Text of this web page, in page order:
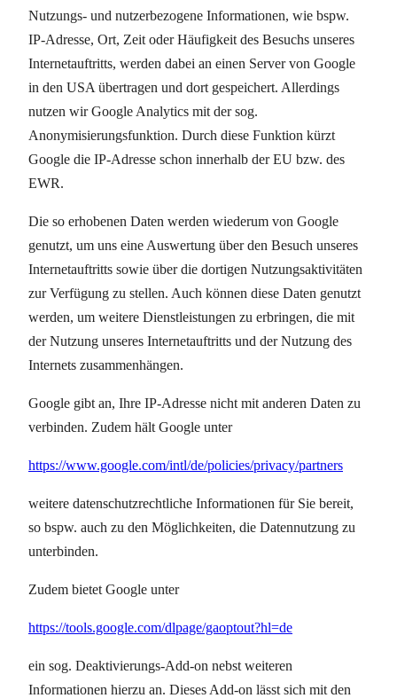
Nutzungs- und nutzerbezogene Informationen, wie bspw.
IP-Adresse, Ort, Zeit oder Häufigkeit des Besuchs unseres
Internetauftritts, werden dabei an einen Server von Google
in den USA übertragen und dort gespeichert. Allerdings
nutzen wir Google Analytics mit der sog.
Anonymisierungsfunktion. Durch diese Funktion kürzt
Google die IP-Adresse schon innerhalb der EU bzw. des
EWR.
Die so erhobenen Daten werden wiederum von Google
genutzt, um uns eine Auswertung über den Besuch unseres
Internetauftritts sowie über die dortigen Nutzungsaktivitäten
zur Verfügung zu stellen. Auch können diese Daten genutzt
werden, um weitere Dienstleistungen zu erbringen, die mit
der Nutzung unseres Internetauftritts und der Nutzung des
Internets zusammenhängen.
Google gibt an, Ihre IP-Adresse nicht mit anderen Daten zu
verbinden. Zudem hält Google unter
https://www.google.com/intl/de/policies/privacy/partners
weitere datenschutzrechtliche Informationen für Sie bereit,
so bspw. auch zu den Möglichkeiten, die Datennutzung zu
unterbinden.
Zudem bietet Google unter
https://tools.google.com/dlpage/gaoptout?hl=de
ein sog. Deaktivierungs-Add-on nebst weiteren
Informationen hierzu an. Dieses Add-on lässt sich mit den